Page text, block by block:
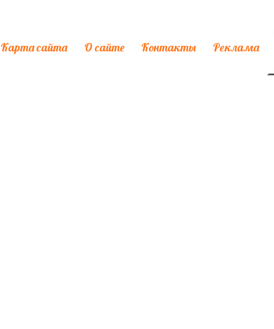
Карта сайта О сайте Контакты Реклама